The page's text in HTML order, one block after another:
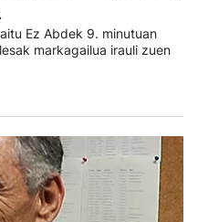
Ez Abdek 9. minutuan
markagailua irauli zuen